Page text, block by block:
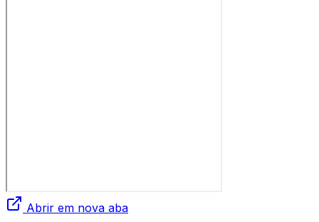
Abrir em nova aba